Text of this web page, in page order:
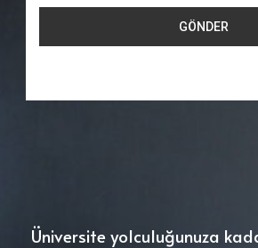
Üniversite yolculuğunuza